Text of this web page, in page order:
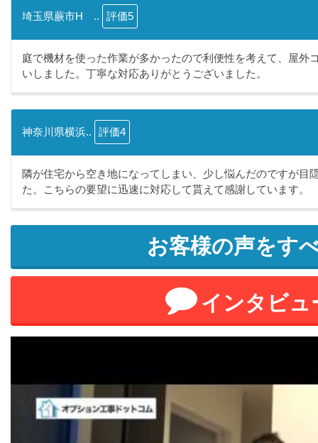
埼玉県蕨市H .. 評価5
庭で機材を使った作業が多かったので利便性を考えて、屋外
いしました。丁寧な対応ありがとうございました。
神奈川県横浜.. 評価4
隣が住宅から空き地になってしまい、少し悩んだのですが目
た。こちらの要望に迅速に対応して貰えて感謝しています。
お客様の声をす
インタビュ